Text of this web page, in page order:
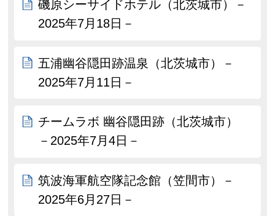
磯原シーサイドホテル（北茨城市）－
2025年7月18日－
五浦幽谷隠田跡温泉（北茨城市）－
2025年7月11日－
チームラボ 幽谷隠田跡（北茨城市）
－2025年7月4日－
筑波海軍航空隊記念館（笠間市）－
2025年6月27日－